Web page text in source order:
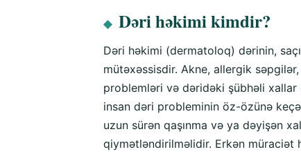
◆ Dəri həkimi kimdir?
Dəri həkimi (dermatoloq) dərinin,
mütəxəssisdir. Akne, allergik
problemləri və dəridəki şübhəli
insan dəri probleminin öz-özünə
uzun sürən qaşınma və ya dəyişən
qiymətləndirilməlidir. Erkən müraciət